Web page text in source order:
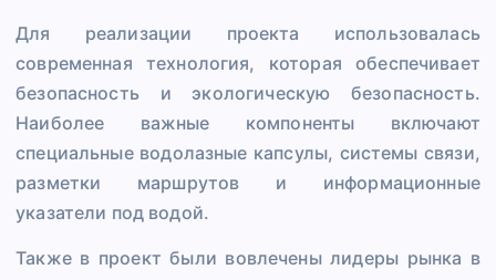
Для реализации проекта использовалась
современная технология, которая обеспечивает
безопасность и экологическую безопасность.
Наиболее важные компоненты включают
специальные водолазные капсулы, системы связи,
разметки маршрутов и информационные
указатели под водой.
Также в проект были вовлечены лидеры рынка в